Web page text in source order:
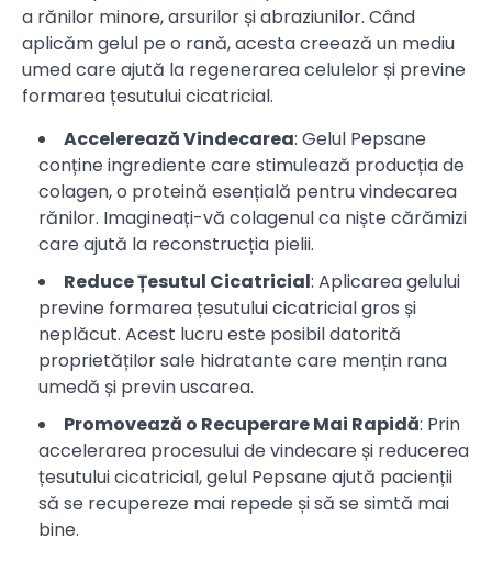
a rănilor minore, arsurilor și abraziunilor. Când
aplicăm gelul pe o rană, acesta creează un mediu
umed care ajută la regenerarea celulelor și previne
formarea țesutului cicatricial.
Accelerează Vindecarea: Gelul Pepsane
conține ingrediente care stimulează producția de
colagen, o proteină esențială pentru vindecarea
rănilor. Imagineați-vă colagenul ca niște cărămizi
care ajută la reconstrucția pielii.
Reduce Țesutul Cicatricial: Aplicarea gelului
previne formarea țesutului cicatricial gros și
neplăcut. Acest lucru este posibil datorită
proprietăților sale hidratante care mențin rana
umedă și previn uscarea.
Promovează o Recuperare Mai Rapidă: Prin
accelerarea procesului de vindecare și reducerea
țesutului cicatricial, gelul Pepsane ajută pacienții
să se recupereze mai repede și să se simtă mai
bine.